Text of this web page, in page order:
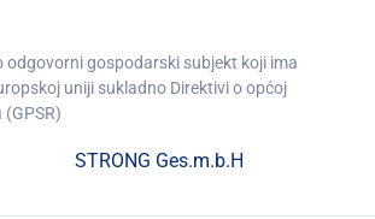
odgovorni gospodarski subjekt koji ima
uniji sukladno Direktivi o općoj
STRONG Ges.m.b.H